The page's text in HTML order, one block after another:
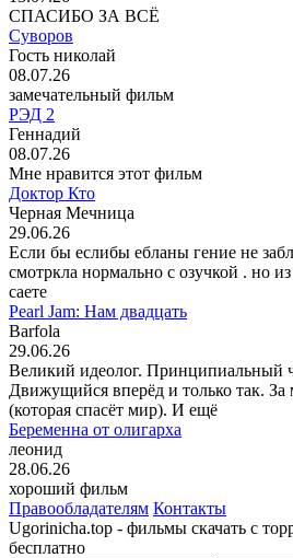
СПАСИБО ЗА ВСЁ
Суворов
Гость николай
08.07.26
замечательный фильм
РЭД 2
Геннадий
08.07.26
Мне нравится этот фильм
Доктор Кто
Черная Мечница
29.06.26
Если бы еслибы ебланы гение не
смотркла нормально с озучкой . но
саете
Pearl Jam: Нам двадцать
Barfola
29.06.26
Великий идеолог. Принципиальный
Движущийся вперёд и только так. За
(которая спасёт мир). И ещё
Беременна от олигарха
леонид
28.06.26
хороший фильм
Правообладателям Контакты
Ugorinicha.top - фильмы скачать с
бесплатно